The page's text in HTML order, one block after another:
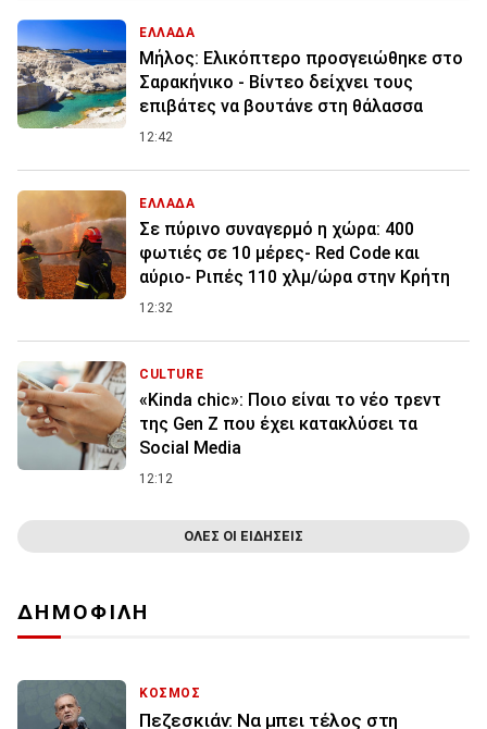
ΕΛΛΑΔΑ
Μήλος: Ελικόπτερο προσγειώθηκε στο
Σαρακήνικο - Βίντεο δείχνει τους
επιβάτες να βουτάνε στη θάλασσα
12:42
ΕΛΛΑΔΑ
Σε πύρινο συναγερμό η χώρα: 400
φωτιές σε 10 μέρες- Red Code και
αύριο- Ριπές 110 χλμ/ώρα στην Κρήτη
12:32
CULTURE
«Kinda chic»: Ποιο είναι το νέο τρεντ
της Gen Z που έχει κατακλύσει τα
Social Media
12:12
ΟΛΕΣ ΟΙ ΕΙΔΗΣΕΙΣ
ΔΗΜΟΦΙΛΗ
ΚΟΣΜΟΣ
Πεζεσκιάν: Να μπει τέλος στη